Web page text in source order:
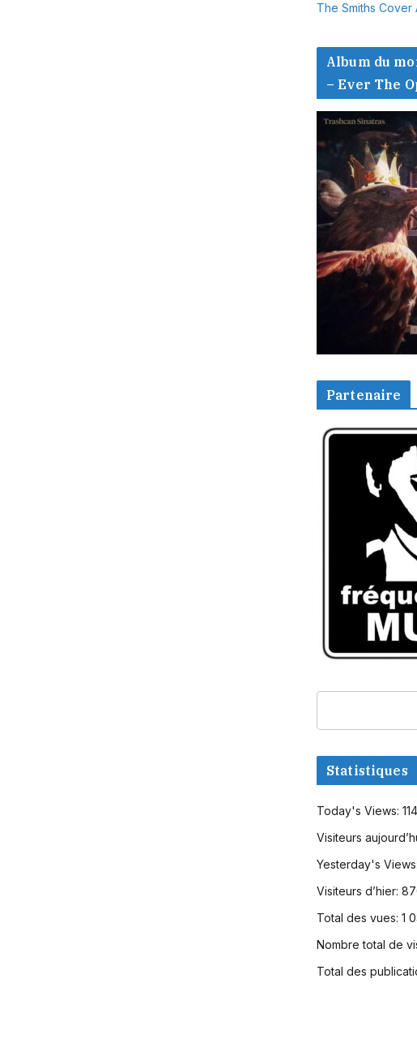
The Smiths Cover
Album du
– Ever The
Partenaire
Statistiques
Today's Views: 114
Visiteurs
Yesterday's Views:
Visiteurs d’hier:
Total des vues: 1
Nombre total de
Total des